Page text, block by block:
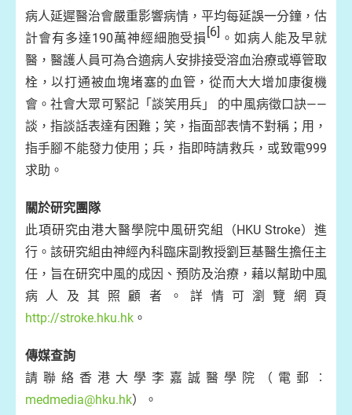
病人延遲醫治會嚴重影響病情，平均每延誤一分鐘，估
計會有多達190萬神經細胞受損 [6] 。如病人能及早就
醫，醫護人員可為合適病人安排接受溶血治療或導管取
栓，以打通被血塊堵塞的血管，從而大大增加康復機
會。社會大眾可緊記「談笑用兵」 的中風病徵口訣——
談，指談話表達有困難；笑，指面部表情不對稱；用，
指手腳不能發力使用；兵，指即時請救兵，或致電999
求助。
關於研究團隊
此項研究由港大醫學院中風研究組（HKU Stroke）進
行。該研究組由神經內科臨床副教授劉巨基醫生擔任主
任，旨在研究中風的成因、預防及治療，藉以幫助中風
病人及其照顧者。詳情可瀏覽網頁
http://stroke.hku.hk 。
傳媒查詢
請聯絡香港大學李嘉誠醫學院（電郵︰
medmedia@hku.hk）。